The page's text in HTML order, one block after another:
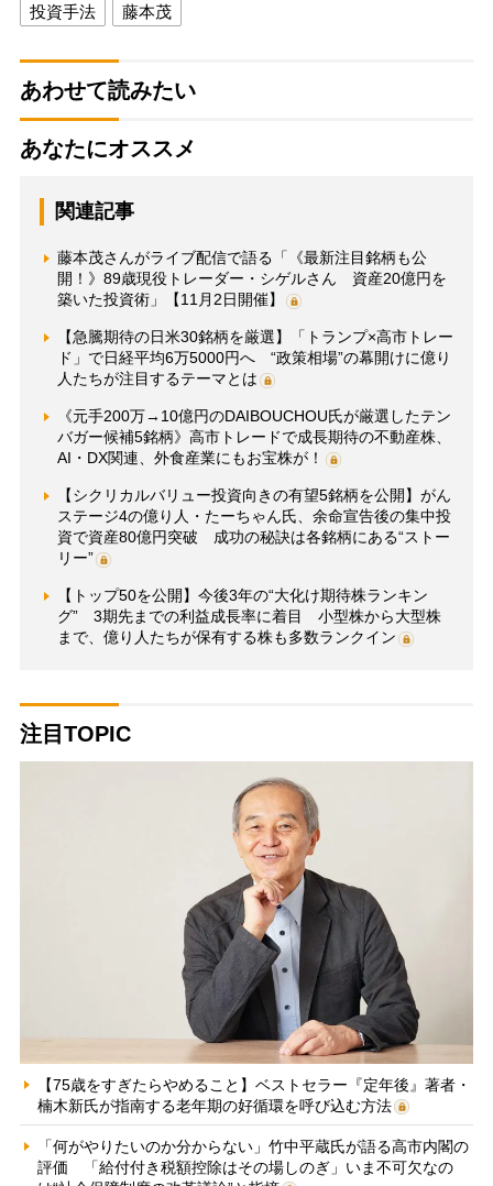
投資手法 藤本茂
あわせて読みたい
あなたにオススメ
関連記事
藤本茂さんがライブ配信で語る「《最新注目銘柄も公
開！》89歳現役トレーダー・シゲルさん 資産20億円を
築いた投資術」【11月2日開催】
【急騰期待の日米30銘柄を厳選】「トランプ×高市トレー
ド」で日経平均6万5000円へ “政策相場”の幕開けに億り
人たちが注目するテーマとは
《元手200万→10億円のDAIBOUCHOU氏が厳選したテン
バガー候補5銘柄》高市トレードで成長期待の不動産株、
AI・DX関連、外食産業にもお宝株が！
【シクリカルバリュー投資向きの有望5銘柄を公開】がん
ステージ4の億り人・たーちゃん氏、余命宣告後の集中投
資で資産80億円突破 成功の秘訣は各銘柄にある“ストー
リー”
【トップ50を公開】今後3年の“大化け期待株ランキン
グ” 3期先までの利益成長率に着目 小型株から大型株
まで、億り人たちが保有する株も多数ランクイン
注目TOPIC
【75歳をすぎたらやめること】ベストセラー『定年後』著者・
楠木新氏が指南する老年期の好循環を呼び込む方法
「何がやりたいのか分からない」竹中平蔵氏が語る高市内閣の
評価 「給付付き税額控除はその場しのぎ」いま不可欠なの